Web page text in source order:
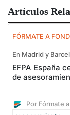
Artículos
FÓRMATE A
En Madrid y
EFPA España
de
Por Fórmate